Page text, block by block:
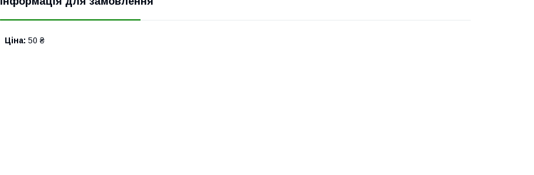
Ціна: 50 ₴